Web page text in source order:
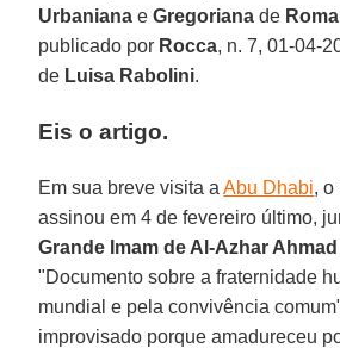
Urbaniana eGregoriana de Roma
publicado por Rocca, n. 7, 01-04-
de Luisa Rabolini.
Eis o artigo.
Em sua breve visita aAbu Dhabi, o
assinou em 4 de fevereiro último,
Grande Imam de Al-Azhar
"Documento sobre a fraternidade
mundial e pela convivência
improvisado porque amadureceu